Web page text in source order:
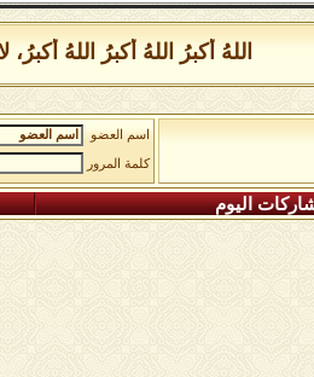
اللهُ أكبرُ اللهُ أكبرُ اللهُ أكبرُ، لا
اسم العضو
كلمة المرور
اليوم